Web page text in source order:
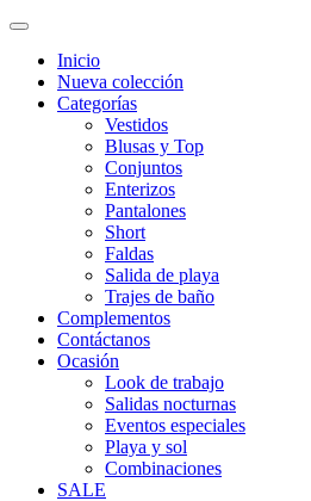
Inicio
Nueva colección
Categorías
Vestidos
Blusas y Top
Conjuntos
Enterizos
Pantalones
Short
Faldas
Salida de playa
Trajes de baño
Complementos
Contáctanos
Ocasión
Look de trabajo
Salidas nocturnas
Eventos especiales
Playa y sol
Combinaciones
SALE